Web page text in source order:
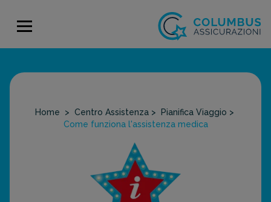
Home > Centro Assistenza > Pianifica Viaggio >
Come funziona l'assistenza medica